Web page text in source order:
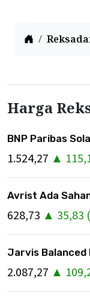
Home
Harga
BNP Paribas
1.524,27 ▲
Avrist Ada
628,73 ▲ 35,83 (
Jarvis Balanced
2.087,27 ▲